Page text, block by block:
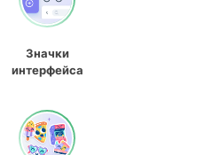
Значки
интерфейса